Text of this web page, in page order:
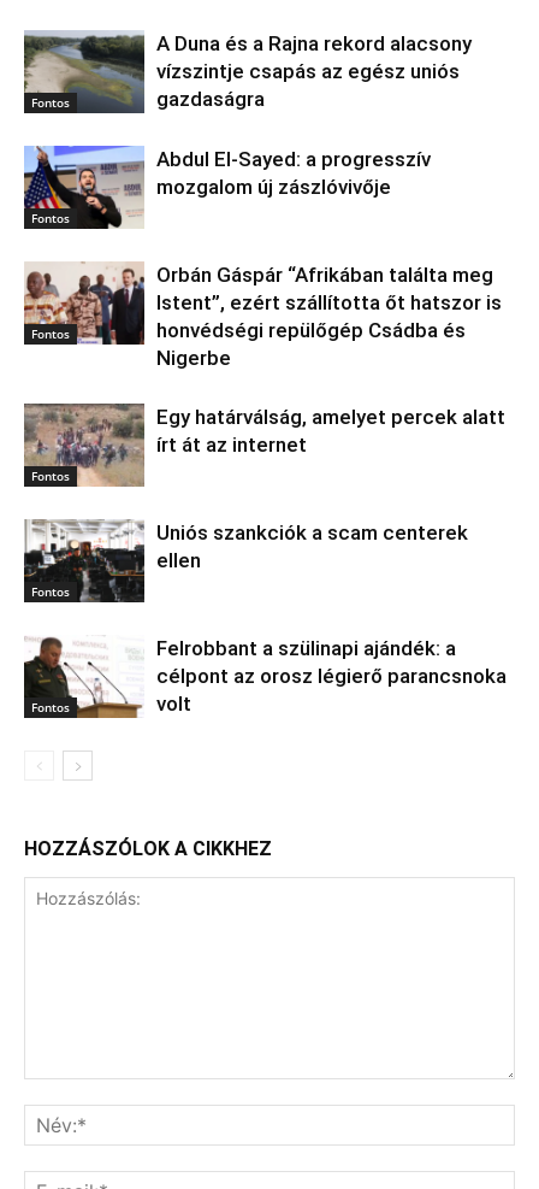
Fontos
A Duna és a Rajna rekord alacsony
vízszintje csapás az egész uniós
gazdaságra
Fontos
Abdul El‑Sayed: a progresszív
mozgalom új zászlóvivője
Fontos
Orbán Gáspár “Afrikában találta meg
Istent”, ezért szállította őt hatszor is
honvédségi repülőgép Csádba és
Nigerbe
Fontos
Egy határválság, amelyet percek alatt
írt át az internet
Fontos
Uniós szankciók a scam centerek
ellen
Fontos
Felrobbant a szülinapi ajándék: a
célpont az orosz légierő parancsnoka
volt
HOZZÁSZÓLOK A CIKKHEZ